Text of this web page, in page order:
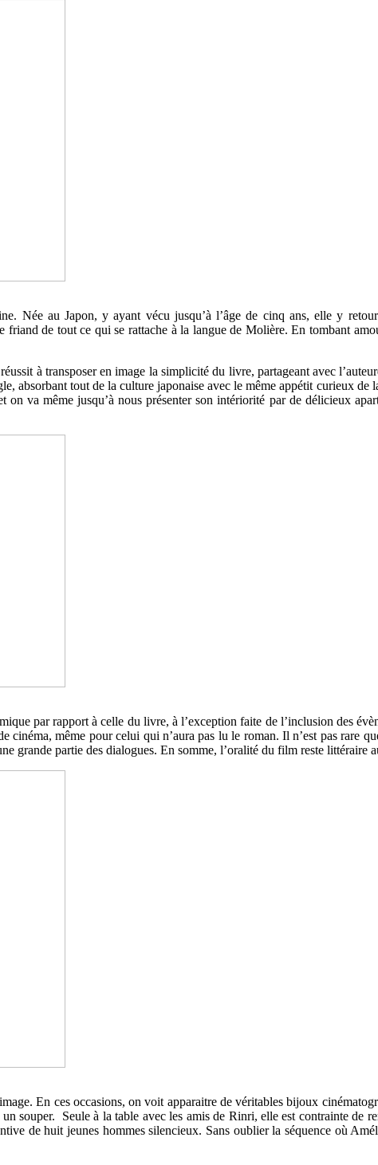
Née au Japon, y ayant vécu jusqu’à l’âge de cinq ans, elle y
friand de tout ce qui se rattache à la langue de Molière. En tombant
à transposer en image la simplicité du livre, partageant avec
absorbant tout de la culture japonaise avec le même appétit curieux de
va même jusqu’à nous présenter son intériorité par de délicieux
par rapport à celle du livre, à l’exception faite de l’inclusion des
même pour celui qui n’aura pas lu le roman. Il n’est pas rare
grande partie des dialogues. En somme, l’oralité du film reste littéraire
En ces occasions, on voit apparaitre de véritables bijoux
souper. Seule à la table avec les amis de Rinri, elle est contrainte de
de huit jeunes hommes silencieux. Sans oublier la séquence où